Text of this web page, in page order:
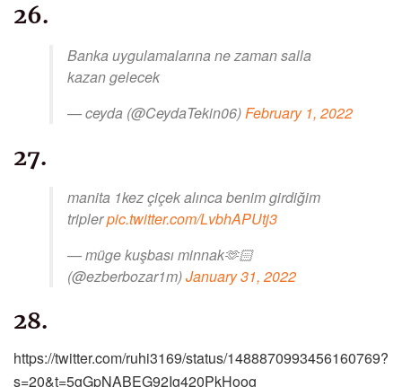
26.
Banka uygulamalarına ne zaman salla
kazan gelecek
— ceyda (@CeydaTekin06)February 1, 2022
27.
manita 1kez çiçek alınca benim girdiğim
triplerpic.twitter.com/LvbhAPUtj3
— müge kuşbası minnak🫶🏻
(@ezberbozar1m)January 31, 2022
28.
https://twitter.com/ruhi3169/status/1488870993456160769?
s=20&t=5gGpNABEG92Ig420PkHoog